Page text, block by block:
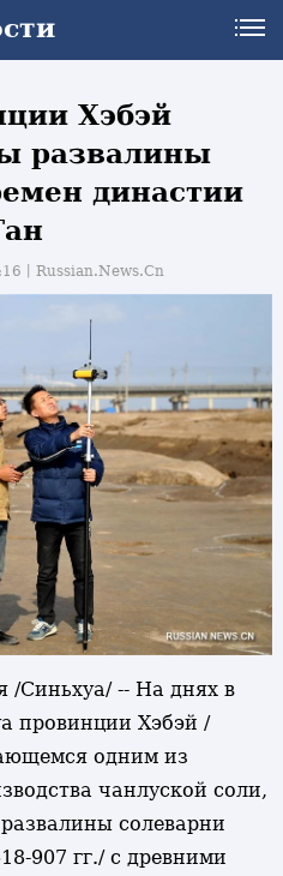
Хэбэй
развалины
династии
丨Russian.News.Cn
Синьхуа/ -- На днях в
провинции Хэбэй /
одним из
чанлуской соли,
солеварни
907 гг./ с древними